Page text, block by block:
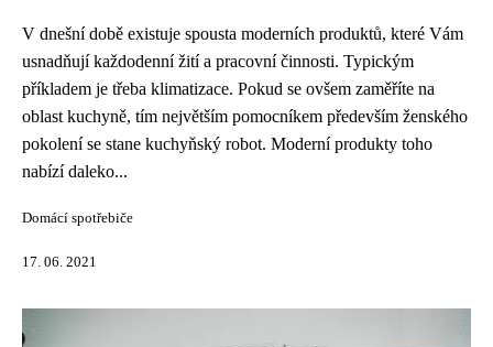
V dnešní době existuje spousta moderních produktů, které Vám
usnadňují každodenní žití a pracovní činnosti. Typickým
příkladem je třeba klimatizace. Pokud se ovšem zaměříte na
oblast kuchyně, tím největším pomocníkem především ženského
pokolení se stane kuchyňský robot. Moderní produkty toho
nabízí daleko...
Domácí spotřebiče
17. 06. 2021